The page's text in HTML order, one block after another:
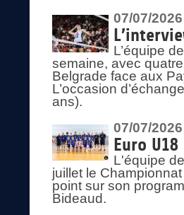
07/07/2026
L’équipe
semaine, avec
Belgrade face aux
L’occasion
ans).
07/07/2026
Euro
L'équipe
juillet le
point sur son
Bideaud.